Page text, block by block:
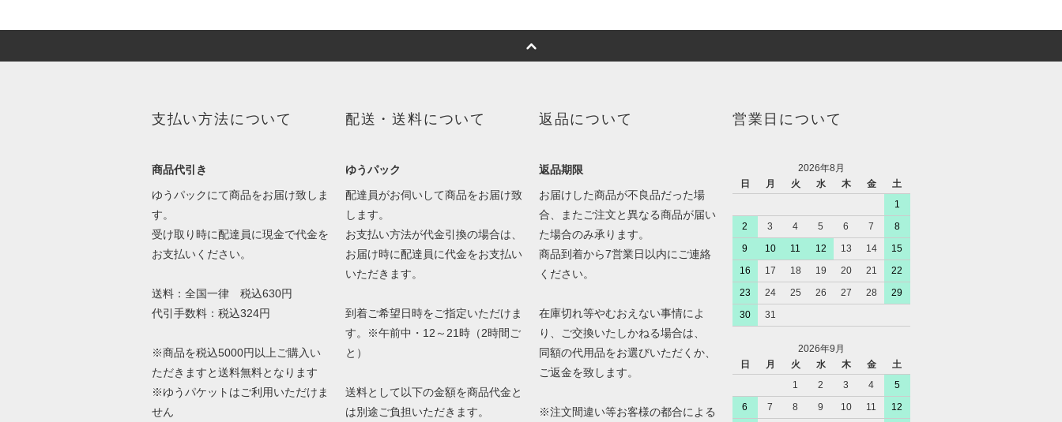
支払い方法について
商品代引き
ゆうパックにて商品をお届け致しま
す。
受け取り時に配達員に現金で代金を
お支払いください。
送料：全国一律 税込630円
代引手数料：税込324円
※商品を税込5000円以上ご購入い
ただきますと送料無料となります
※ゆうパケットはご利用いただけま
せん
配送・送料について
ゆうパック
配達員がお伺いして商品をお届け致
します。
お支払い方法が代金引換の場合は、
お届け時に配達員に代金をお支払い
いただきます。
到着ご希望日時をご指定いただけま
す。※午前中・12～21時（2時間ご
と）
送料として以下の金額を商品代金と
は別途ご負担いただきます。
返品について
返品期限
お届けした商品が不良品だった場
合、またご注文と異なる商品が届い
た場合のみ承ります。
商品到着から7営業日以内にご連絡
ください。
在庫切れ等やむおえない事情によ
り、ご交換いたしかねる場合は、
同額の代用品をお選びいただくか、
ご返金を致します。
※注文間違い等お客様の都合による
営業日について
2026年8月
日
月 火 水 木 金
土
1
2
3 4 5 6 7
8
9
10 11 12 13 14
15
16
17 18 19 20 21
22
23
24 25 26 27 28
29
30
31
2026年9月
日
月 火 水 木 金
土
1
2 3 4
5
6
7 8 9 10 11
12